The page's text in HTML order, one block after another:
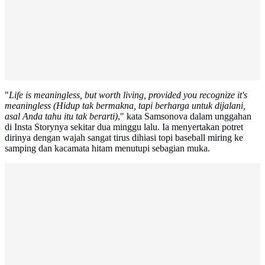
"Life is meaningless, but worth living, provided you recognize it's
meaningless (Hidup tak bermakna, tapi berharga untuk dijalani,
asal Anda tahu itu tak berarti)," kata Samsonova dalam unggahan
di Insta Storynya sekitar dua minggu lalu. Ia menyertakan potret
dirinya dengan wajah sangat tirus dihiasi topi baseball miring ke
samping dan kacamata hitam menutupi sebagian muka.